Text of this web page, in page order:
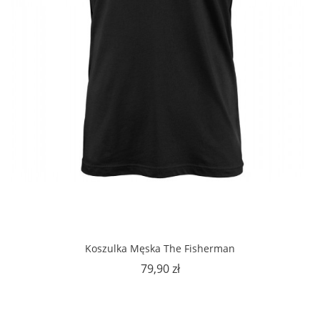
Koszulka Męska The Fisherman
79,90 złCena